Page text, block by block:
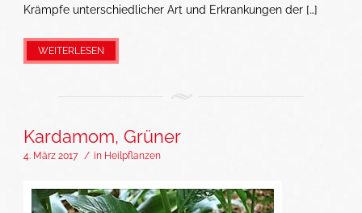
Krämpfe unterschiedlicher Art und Erkrankungen der […]
WEITERLESEN
Kardamom, Grüner
4. März 2017 / in Heilpflanzen